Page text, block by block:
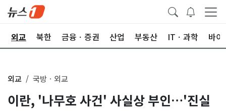
외교 북한 금융ㆍ증권 산업 부동산 ITㆍ과학 바이
외교 국방ㆍ외교
이란, '나무호 사건' 사실상 부인…'진실